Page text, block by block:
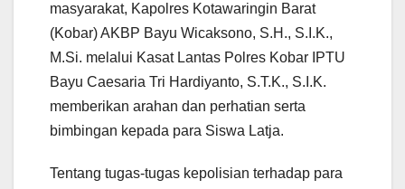
masyarakat, Kapolres Kotawaringin Barat
(Kobar) AKBP Bayu Wicaksono, S.H., S.I.K.,
M.Si. melalui Kasat Lantas Polres Kobar IPTU
Bayu Caesaria Tri Hardiyanto, S.T.K., S.I.K.
memberikan arahan dan perhatian serta
bimbingan kepada para Siswa Latja.
Tentang tugas-tugas kepolisian terhadap para